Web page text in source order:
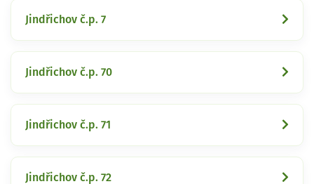
Jindřichov č.p. 7
Jindřichov č.p. 70
Jindřichov č.p. 71
Jindřichov č.p. 72